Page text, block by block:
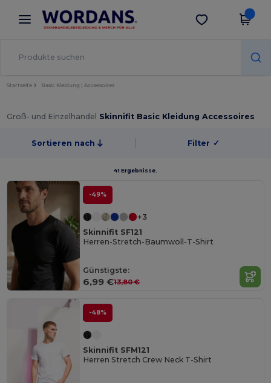
× Wordans App
Bessere Preise in der App!
App holen
Startseite Basic Kleidung | Accessoires
Groß- und Einzelhandel Skinnifit Basic Kleidung Accessoires
Sortieren nach Filter ✓
41 Ergebnisse.
-49%
+3
Skinnifit SF121
Herren-Stretch-Baumwoll-T-Shirt
Günstigste:
6,99 €13,80 €
-48%
Skinnifit SFM121
Herren Stretch Crew Neck T-Shirt